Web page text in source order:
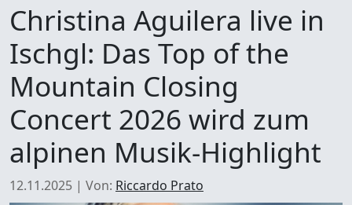
Christina Aguilera live in
Ischgl: Das Top of the
Mountain Closing
Concert 2026 wird zum
alpinen Musik-Highlight
12.11.2025 | Von: Riccardo Prato